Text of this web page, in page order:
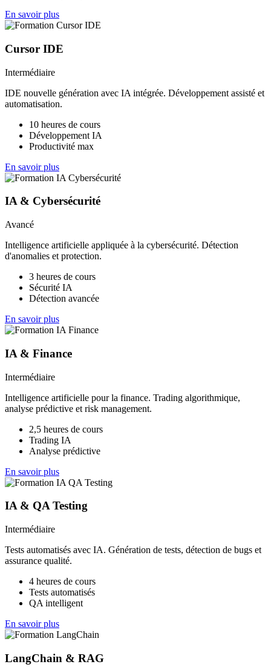
En savoir plus
Cursor IDE
Intermédiaire
IDE nouvelle génération avec IA intégrée. Développement assisté et
automatisation.
10 heures de cours
Développement IA
Productivité max
En savoir plus
IA & Cybersécurité
Avancé
Intelligence artificielle appliquée à la cybersécurité. Détection
d'anomalies et protection.
3 heures de cours
Sécurité IA
Détection avancée
En savoir plus
IA & Finance
Intermédiaire
Intelligence artificielle pour la finance. Trading algorithmique,
analyse prédictive et risk management.
2,5 heures de cours
Trading IA
Analyse prédictive
En savoir plus
IA & QA Testing
Intermédiaire
Tests automatisés avec IA. Génération de tests, détection de bugs et
assurance qualité.
4 heures de cours
Tests automatisés
QA intelligent
En savoir plus
LangChain & RAG